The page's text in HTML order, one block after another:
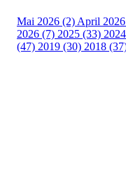
Mai 2026 (2) April
2026 (7) 2025 (33)
(47) 2019 (30) 2018